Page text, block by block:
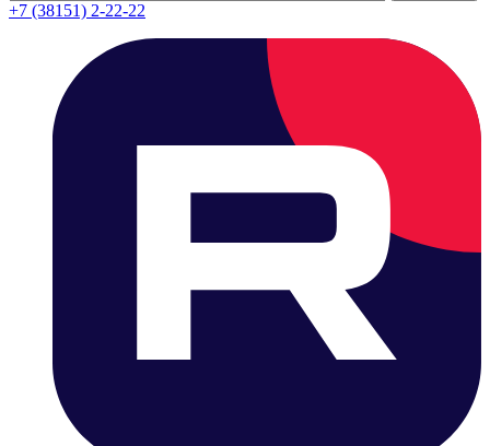
+7 (38151) 2-22-22